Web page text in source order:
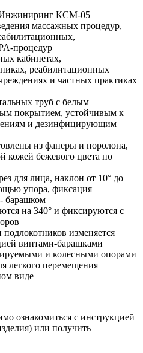
КСМ-05
массажных процедур,
кабинетах,
реабилитационных
и частных практиках
труб с белым
покрытием, устойчивым к
и дезинфицирующим
из фанеры и поролона,
кожей бежевого цвета по
для лица, наклон от 10° до
упора, фиксация
барашком
на 340° и фиксируются с
изменяется
винтами-барашками
и колесными опорами
легкого перемещения
виде
ознакомиться с инструкцией
или получить